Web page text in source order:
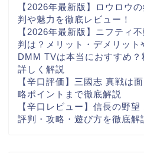
【2026年最新版】ロウロウ
判や魅力を徹底レビュー！
【2026年最新版】ニフティ
判は？メリット・デメリット
DMM TVは本当におすすめ
詳しく解説
【辛口評価】三國志 真戦は
略ポイントまで徹底解説
【辛口レビュー】信長の野
評判・攻略・遊び方を徹底解